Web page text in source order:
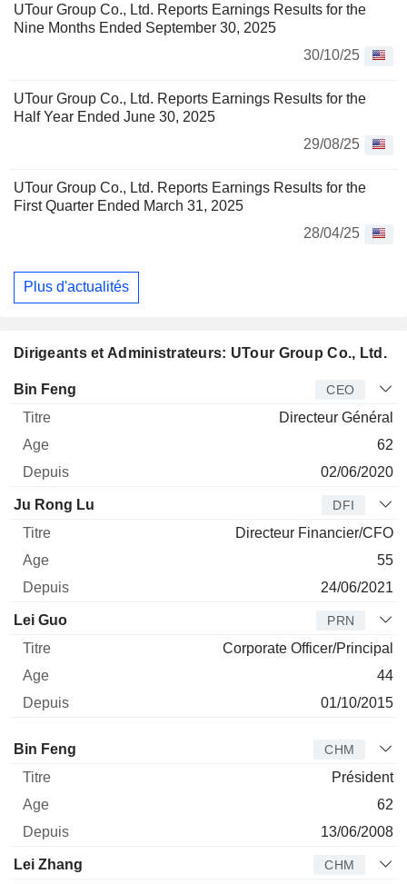
UTour Group Co., Ltd. Reports Earnings Results for the
Nine Months Ended September 30, 2025
30/10/25
UTour Group Co., Ltd. Reports Earnings Results for the
Half Year Ended June 30, 2025
29/08/25
UTour Group Co., Ltd. Reports Earnings Results for the
First Quarter Ended March 31, 2025
28/04/25
Plus d'actualités
Dirigeants et Administrateurs: UTour Group Co., Ltd.
Dirigeant
Bin Feng CEO
Directeur Général
62
02/06/2020
Ju Rong Lu DFI
Directeur Financier/CFO
55
24/06/2021
Lei Guo PRN
Corporate Officer/Principal
44
01/10/2015
Administrateur
Bin Feng CHM
Président
62
13/06/2008
Lei Zhang CHM